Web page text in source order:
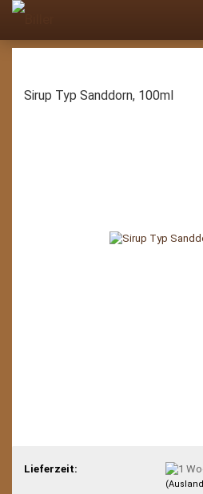
Sirup Typ Sanddorn, 100ml
Lieferzeit: